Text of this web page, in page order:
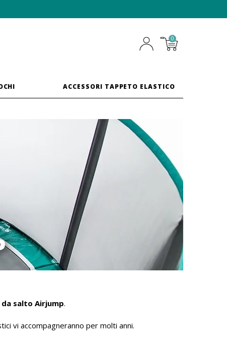
0
ACCESSORI TAPPETO ELASTICO
salto Airjump.
vi accompagneranno per molti anni.